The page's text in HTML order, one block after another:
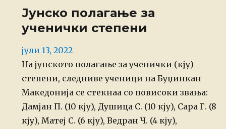
Јунско полагање за
ученички степени
Posted
on
јули 13, 2022
На јунското полагање за ученички (кју)
степени, следниве ученици на Буџинкан
Македонија се стекнаа со повисоки звања:
Дамјан П. (10 кју), Душица С. (10 кју), Сара Г. (8
кју), Матеј С. (6 кју), Ведран Ч. (4 кју),